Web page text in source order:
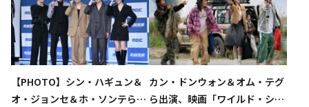
【PHOTO】シン・ハギュン＆
オ・ジョンセ＆ホ・ソンテら、
カン・ドンウォン＆オム・テグ
ら出演、映画「ワイルド・シン